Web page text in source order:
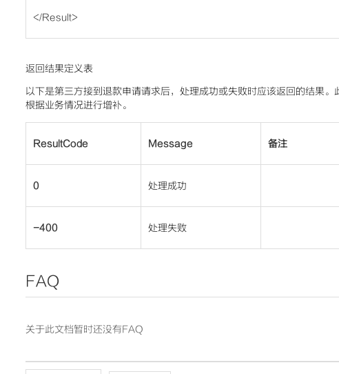
</Result>
返回结果定义表
以下是第三方接到退款申请请求后，处理成功或失败时应该返回的结果
根据业务情况进行增补。
ResultCode Message 备注
0 处理成功
-400 处理失败
FAQ
关于此文档暂时还没有FAQ